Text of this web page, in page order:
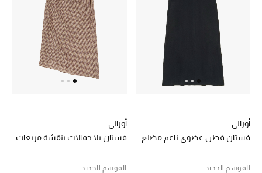
تسوقوا الآن
ما وصلنا حديثاً
أورالي
فستان قطن عضوي ناعم مضلع
الموسم الجديد
أورالي
فستان بلا حمالات بنقشة مربعات
الموسم الجديد